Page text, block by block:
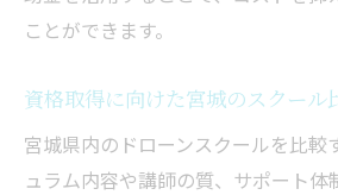
ことができます。
資格取得に向けた宮城のスクール
宮城県内のドローンスクールを比較
ュラム内容や講師の質、サポート体